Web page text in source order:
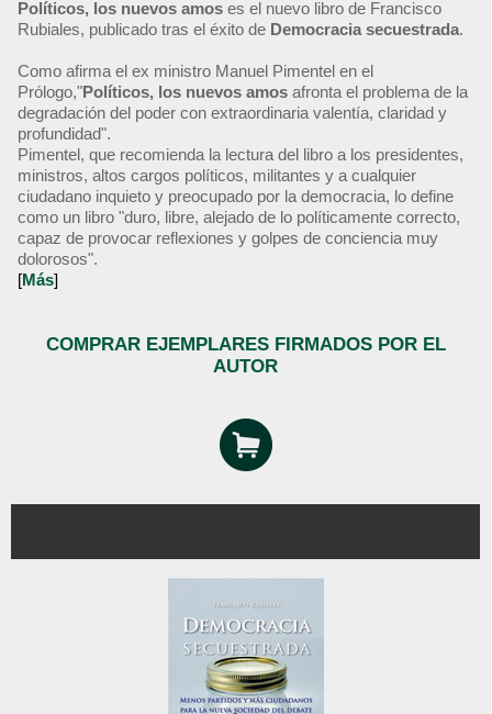
Políticos, los nuevos amos es el nuevo libro de Francisco
Rubiales, publicado tras el éxito de Democracia secuestrada.
Como afirma el ex ministro Manuel Pimentel en el
Prólogo,"Políticos, los nuevos amos afronta el problema de la
degradación del poder con extraordinaria valentía, claridad y
profundidad".
Pimentel, que recomienda la lectura del libro a los presidentes,
ministros, altos cargos políticos, militantes y a cualquier
ciudadano inquieto y preocupado por la democracia, lo define
como un libro "duro, libre, alejado de lo políticamente correcto,
capaz de provocar reflexiones y golpes de conciencia muy
dolorosos".
[Más]
COMPRAR EJEMPLARES FIRMADOS POR EL
AUTOR